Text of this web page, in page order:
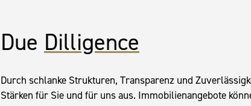
Due Dilligence
Durch schlanke Strukturen, Transparenz und
Stärken für Sie und für uns aus. Immobilienangebote